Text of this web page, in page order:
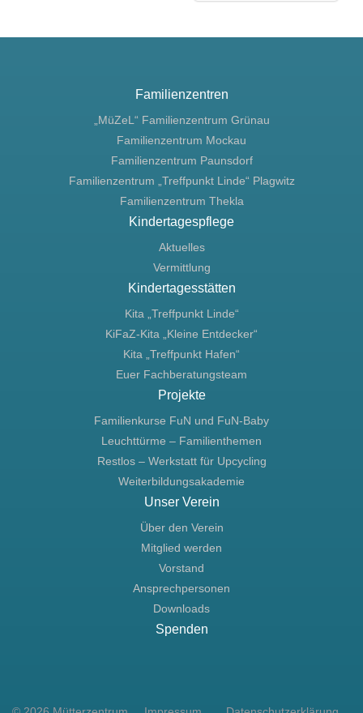
Familienzentren
„MüZeL“ Familienzentrum Grünau
Familienzentrum Mockau
Familienzentrum Paunsdorf
Familienzentrum „Treffpunkt Linde“ Plagwitz
Familienzentrum Thekla
Kindertagespflege
Aktuelles
Vermittlung
Kindertagesstätten
Kita „Treffpunkt Linde“
KiFaZ-Kita „Kleine Entdecker“
Kita „Treffpunkt Hafen“
Euer Fachberatungsteam
Projekte
Familienkurse FuN und FuN-Baby
Leuchttürme – Familienthemen
Restlos – Werkstatt für Upcycling
Weiterbildungsakademie
Unser Verein
Über den Verein
Mitglied werden
Vorstand
Ansprechpersonen
Downloads
Spenden